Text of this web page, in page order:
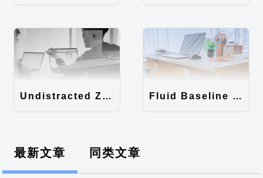
Undistracted Zen主题汉化包 Fluid Baseline Grid主题汉化包
最新文章 同类文章